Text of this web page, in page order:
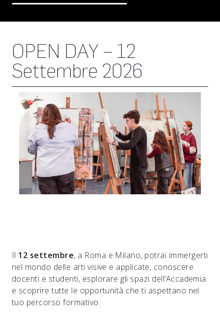
OPEN DAY – 12
Settembre 2026
Il 12 settembre, a Roma e Milano, potrai immergerti
nel mondo delle arti visive e applicate, conoscere
docenti e studenti, esplorare gli spazi dell’Accademia
e scoprire tutte le opportunità che ti aspettano nel
tuo percorso formativo.